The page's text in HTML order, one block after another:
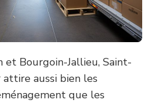
DURÉE
?
et Bourgoin-Jallieu, Saint-
aussi bien les
que les